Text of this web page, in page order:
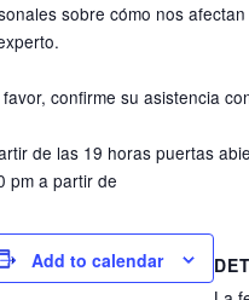
sobre cómo nos
favor, confirme su asistencia
de las 19 horas puertas
pm a partir de
Add to calendar